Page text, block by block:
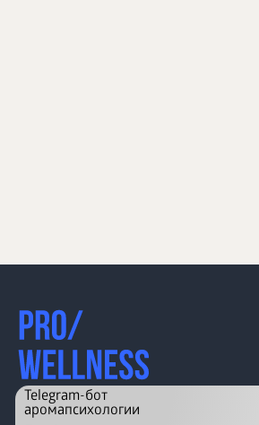
Telegram-бот
аромапсихологии